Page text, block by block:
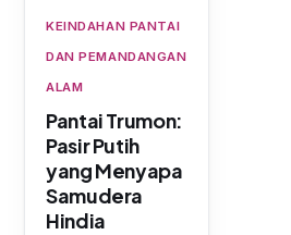
KEINDAHAN PANTAI
DAN PEMANDANGAN
ALAM
Pantai Trumon:
Pasir Putih
yang Menyapa
Samudera
Hindia